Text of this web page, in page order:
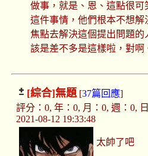
做事，就是、恩、這點很可
這件事情，他們根本不想解
焦點去解決這個提出問題的
該是差不多是這樣啦，對啊
[綜合]無題[37篇回應]
評分：0, 年：0, 月：0, 週：0,
2021-08-12 19:33:48
太帥了吧